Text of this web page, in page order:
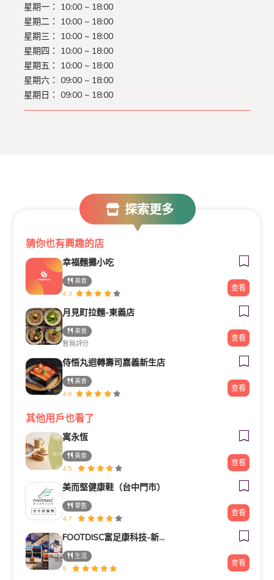
星期一： 10:00 ~ 18:00
星期二： 10:00 ~ 18:00
星期三： 10:00 ~ 18:00
星期四： 10:00 ~ 18:00
星期五： 10:00 ~ 18:00
星期六： 09:00 ~ 18:00
星期日： 09:00 ~ 18:00
探索更多
猜你也有興趣的店
幸福麵攤小吃
美食
4.3
查看
月見町拉麵-東義店
美食
暫無評分
查看
侍悟丸迴轉壽司嘉義新生店
美食
4.6
查看
其他用戶也看了
寓永恆
美食
4.5
查看
美而堅健康鞋（台中門市）
零售
4.7
查看
FOOTDISC富足康科技-新光三越-桃園站前店
生活
5
查看